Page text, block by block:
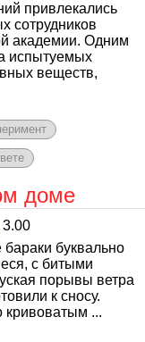
привлекались
сотрудников
академии. Одним
испытуемых
веществ,
доме
3.00
буквально
с битыми
порывы ветра
к сносу.
...